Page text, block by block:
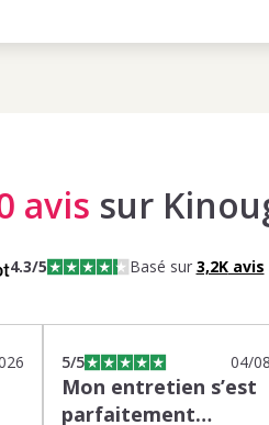
avis sur
4.3/5 Basé sur 3,2Kavis
5/5 04/
Mon entretien s’est
parfaitement…